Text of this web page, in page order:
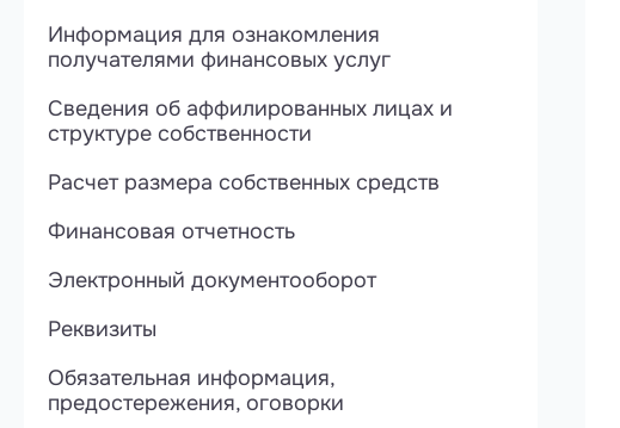
Информация для ознакомления
получателями финансовых услуг
Сведения об аффилированных лицах и
структуре собственности
Расчет размера собственных средств
Финансовая отчетность
Электронный документооборот
Реквизиты
Обязательная информация,
предостережения, оговорки